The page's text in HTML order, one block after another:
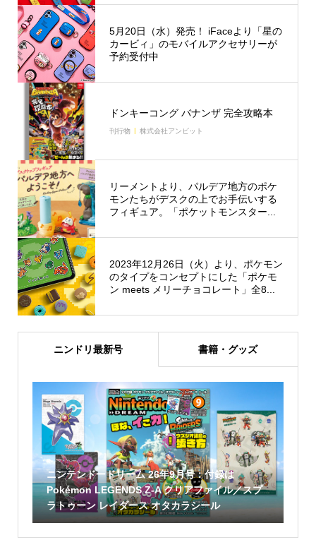
5月20日（水）発売！ iFaceより「星の
カービィ」のモバイルアクセサリーが
予約受付中
ドンキーコング バナンザ 完全攻略本
刊行物 株式会社アンビット
リーメントより、パルデア地方のポケ
モンたちがデスクの上でお手伝いする
フィギュア。「ポケットモンスター...
2023年12月26日（火）より、ポケモン
のタイプをコンセプトにした「ポケモ
ン meets メリーチョコレート」全8...
ニンドリ最新号 書籍・グッズ
ニンテンドードリーム 26年9月号：付録は
Pokémon LEGENDS Z-A クリアファイル／スプ
ラトゥーン レイダース オタカラシール